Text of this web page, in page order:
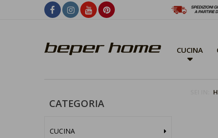
CUCINA
CATEGORIA
CUCINA